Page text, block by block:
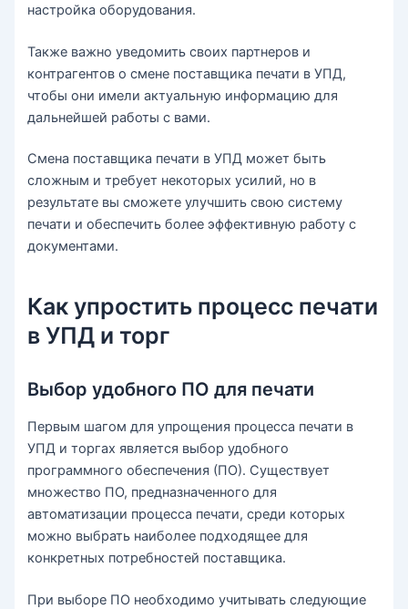
настройка оборудования.
Также важно уведомить своих партнеров и
контрагентов о смене поставщика печати в УПД,
чтобы они имели актуальную информацию для
дальнейшей работы с вами.
Смена поставщика печати в УПД может быть
сложным и требует некоторых усилий, но в
результате вы сможете улучшить свою систему
печати и обеспечить более эффективную работу с
документами.
Как упростить процесс печати
в УПД и торг
Выбор удобного ПО для печати
Первым шагом для упрощения процесса печати в
УПД и торгах является выбор удобного
программного обеспечения (ПО). Существует
множество ПО, предназначенного для
автоматизации процесса печати, среди которых
можно выбрать наиболее подходящее для
конкретных потребностей поставщика.
При выборе ПО необходимо учитывать следующие